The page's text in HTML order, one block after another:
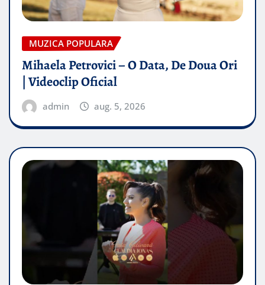
MUZICA POPULARA
Mihaela Petrovici – O Data, De Doua Ori
| Videoclip Oficial
admin aug. 5, 2026